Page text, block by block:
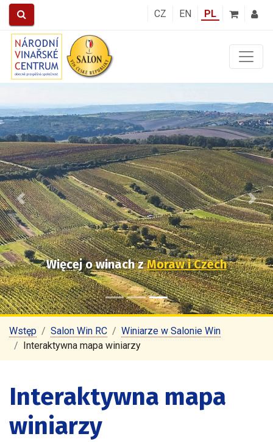
CZ EN PL
Więcej o winachzMoraw i Czech
Předchozí Další
Wstęp Salon Win RC
Winiarze w Salonie Win
Interaktywna mapa winiarzy
Interaktywna mapa
winiarzy